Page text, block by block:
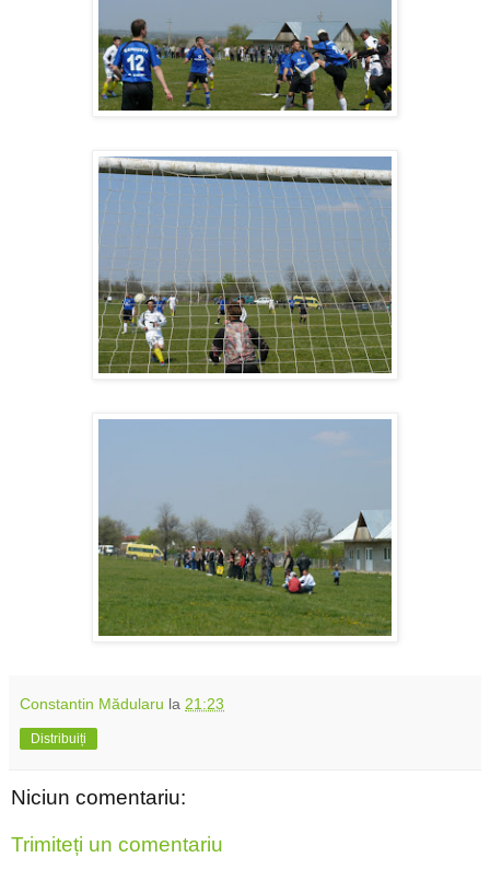
Constantin Mădularu la 21:23
Distribuiți
Niciun comentariu:
Trimiteți un comentariu